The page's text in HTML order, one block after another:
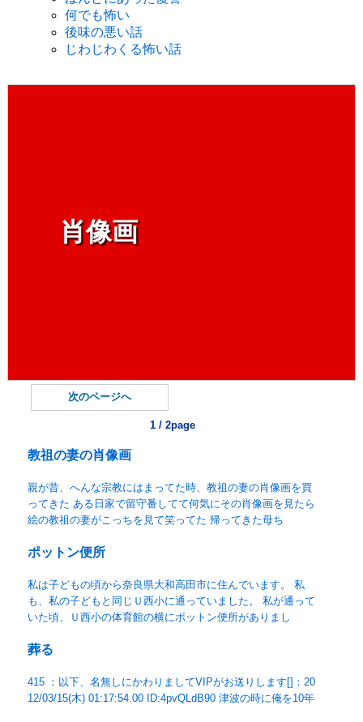
何でも怖い
後味の悪い話
じわじわくる怖い話
肖像画
次のページへ
1 / 2page
教祖の妻の肖像画
親が昔、へんな宗教にはまってた時、教祖の妻の肖像画を買
ってきた ある日家で留守番してて何気にその肖像画を見たら
絵の教祖の妻がこっちを見て笑ってた 帰ってきた母ち
ポットン便所
私は子どもの頃から奈良県大和高田市に住んでいます。 私
も、私の子どもと同じＵ西小に通っていました。 私が通って
いた頃、Ｕ西小の体育館の横にボットン便所がありまし
葬る
415 ：以下、名無しにかわりましてVIPがお送りします[]：20
12/03/15(木) 01:17:54.00 ID:4pvQLdB90 津波の時に俺を10年